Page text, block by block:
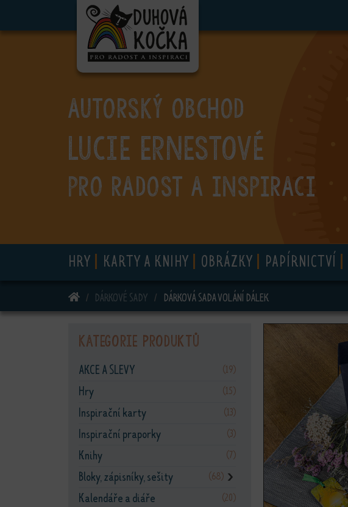
AUTORSKÝ OBCHOD
Lucie Ernestové
PRO RADOST A INSPIRACI
HRY KARTY A KNIHY OBRÁZKY PAPÍRNICTVÍ
DOMŮDÁRKOVÉ SADY DÁRKOVÁ SADA VOLÁNÍ DÁLEK
Kategorie produktů
AKCE A SLEVY (19)
Hry (15)
Inspirační karty (13)
Inspirační praporky (3)
Knihy (7)
Bloky, zápisníky, sešity (68) ❯
Kalendáře a diáře (20)